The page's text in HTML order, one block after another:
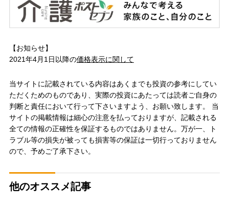
【お知らせ】
2021年4月1日以降の価格表示に関して
当サイトに記載されている内容はあくまでも投資の参考にしてい
ただくためのものであり、実際の投資にあたっては読者ご自身の
判断と責任において行って下さいますよう、お願い致します。 当
サイトの掲載情報は細心の注意を払っておりますが、記載される
全ての情報の正確性を保証するものではありません。万が一、ト
ラブル等の損失が被っても損害等の保証は一切行っておりません
ので、予めご了承下さい。
他のオススメ記事